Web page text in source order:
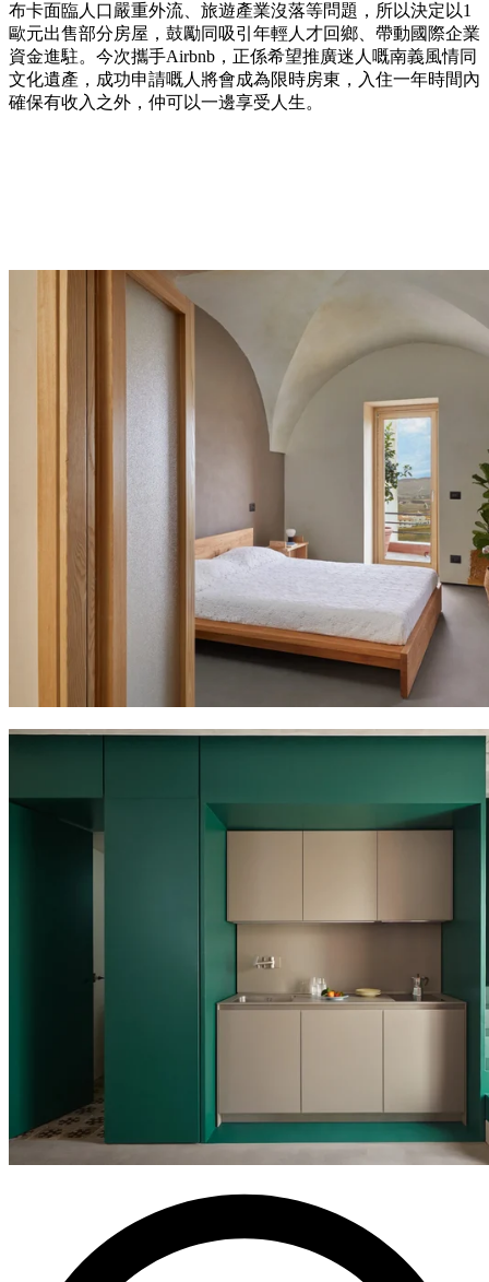
布卡面臨人口嚴重外流、旅遊產業沒落等問題，所以決定以1
歐元出售部分房屋，鼓勵同吸引年輕人才回鄉、帶動國際企業
資金進駐。今次攜手Airbnb，正係希望推廣迷人嘅南義風情同
文化遺產，成功申請嘅人將會成為限時房東，入住一年時間內
確保有收入之外，仲可以一邊享受人生。